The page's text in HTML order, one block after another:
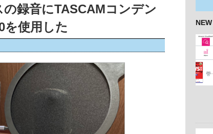
録音にTASCAMコンデン
を使用した